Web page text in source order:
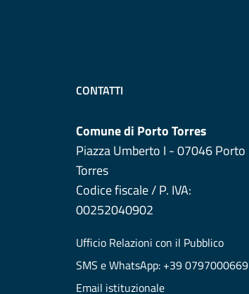
CONTATTI
Comune di Porto Torres
Piazza Umberto I - 07046 Porto
Torres
Codice fiscale / P. IVA:
00252040902
Ufficio Relazioni con il Pubblico
SMS e WhatsApp: +39 0797000669
Email istituzionale